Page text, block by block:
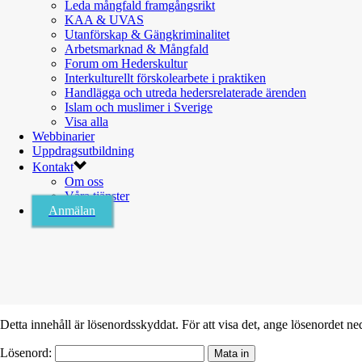
Leda mångfald framgångsrikt
KAA & UVAS
Utanförskap & Gängkriminalitet
Arbetsmarknad & Mångfald
Forum om Hederskultur
Interkulturellt förskolearbete i praktiken
Handlägga och utreda hedersrelaterade ärenden
Islam och muslimer i Sverige
Visa alla
Webbinarier
Uppdragsutbildning
Kontakt
Om oss
Våra tjänster
Anmälan
Detta innehåll är lösenordsskyddat. För att visa det, ange lösenordet
Lösenord: